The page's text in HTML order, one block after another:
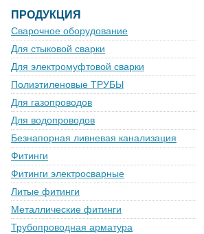
ПРОДУКЦИЯ
Сварочное оборудование
Для стыковой сварки
Для электромуфтовой сварки
Полиэтиленовые ТРУБЫ
Для газопроводов
Для водопроводов
Безнапорная ливневая канализация
Фитинги
Фитинги электросварные
Литые фитинги
Металлические фитинги
Трубопроводная арматура